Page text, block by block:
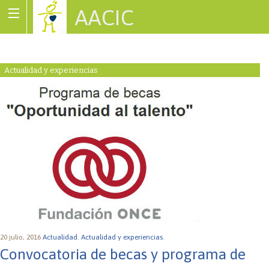
AACIC
Actualidad y experiencias
20 julio, 2016 Actualidad. Actualidad y experiencias.
Convocatoria de becas y programa de